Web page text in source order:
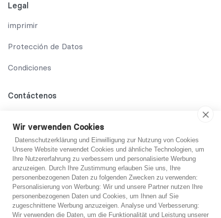
¿No estoy seguro?
Legal
imprimir
Protección de Datos
Condiciones
Contáctenos
support@abo-hilfe.de
© 2021 abo-hilfe.de
*Nota: abo-hilfe.de sirve como sitio web informativo. El
consumidor recibe información y consejos y trucos sobre el
Wir verwenden Cookies
Datenschutzerklärung und Einwilligung zur Nutzung von Cookies
Unsere Website verwendet Cookies und ähnliche Technologien, um
Ihre Nutzererfahrung zu verbessern und personalisierte Werbung
anzuzeigen. Durch Ihre Zustimmung erlauben Sie uns, Ihre
personenbezogenen Daten zu folgenden Zwecken zu verwenden:
Personalisierung von Werbung: Wir und unsere Partner nutzen Ihre
personenbezogenen Daten und Cookies, um Ihnen auf Sie
zugeschnittene Werbung anzuzeigen. Analyse und Verbesserung:
Wir verwenden die Daten, um die Funktionalität und Leistung unserer